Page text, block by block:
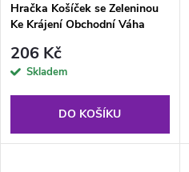
Hračka Košíček se Zeleninou
Ke Krájení Obchodní Váha
206 Kč
Skladem
DO KOŠÍKU